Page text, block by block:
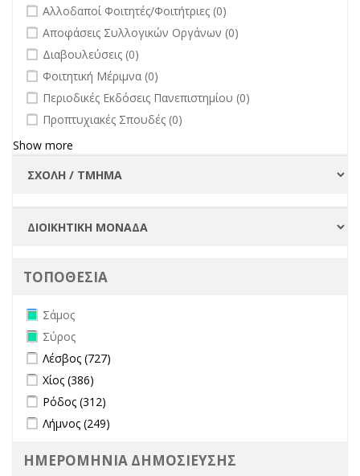
undefined
Αλλοδαποί Φοιτητές/Φοιτήτριες (0)
undefined
Αποφάσεις Συλλογικών Οργάνων (0)
undefined
Διαβουλεύσεις (0)
undefined
Φοιτητική Μέριμνα (0)
undefined
Περιοδικές Εκδόσεις Πανεπιστημίου (0)
undefined
Προπτυχιακές Σπουδές (0)
Show more
ΤΟΠΟΘΕΣΙΑ
Remove Σάμος filter
Σάμος
Remove Σύρος filter
Σύρος
Apply Λέσβος filter
Λέσβος (727)
Apply Χίος filter
Χίος (386)
Apply Ρόδος filter
Ρόδος (312)
Apply Λήμνος filter
Λήμνος (249)
ΗΜΕΡΟΜΗΝΙΑ ΔΗΜΟΣΙΕΥΣΗΣ